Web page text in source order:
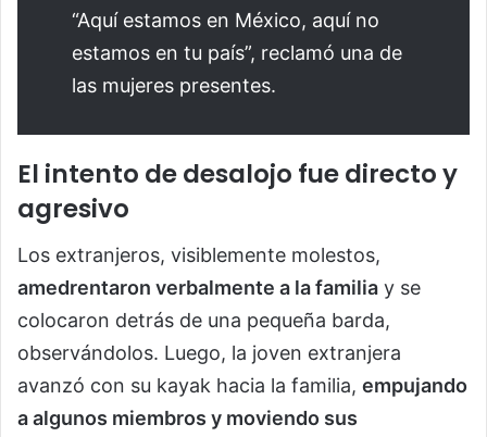
“Aquí estamos en México, aquí no
estamos en tu país”, reclamó una de
las mujeres presentes.
El intento de desalojo fue directo y
agresivo
Los extranjeros, visiblemente molestos,
amedrentaron verbalmente a la familia y se
colocaron detrás de una pequeña barda,
observándolos. Luego, la joven extranjera
avanzó con su kayak hacia la familia, empujando
a algunos miembros y moviendo sus